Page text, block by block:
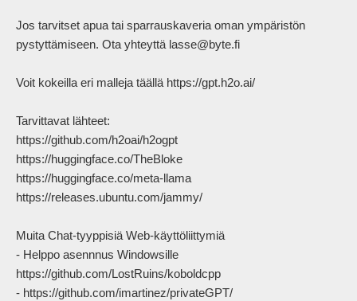
Jos tarvitset apua tai sparrauskaveria oman ympäristön
pystyttämiseen. Ota yhteyttä lasse@byte.fi
Voit kokeilla eri malleja täällä https://gpt.h2o.ai/
Tarvittavat lähteet:
https://github.com/h2oai/h2ogpt
https://huggingface.co/TheBloke
https://huggingface.co/meta-llama
https://releases.ubuntu.com/jammy/
Muita Chat-tyyppisiä Web-käyttöliittymiä
- Helppo asennnus Windowsille
https://github.com/LostRuins/koboldcpp
- https://github.com/imartinez/privateGPT/